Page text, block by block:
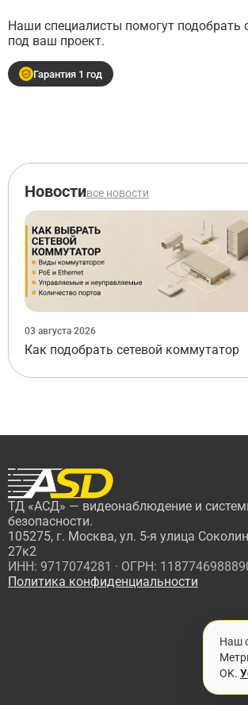
Наши специалисты помогут подобрать
под ваш проект.
Гарантия 1 год
Новостивсе новости
03 августа 2026
Как подобрать сетевой коммутатор
ТД «АСД» — видеонаблюдение и
безопасности.
105275, г. Москва, ул. 5-я улица
27к2
ИНН: 9717074281 · ОГРН:
Политика конфиденциальности
Наш
OK.